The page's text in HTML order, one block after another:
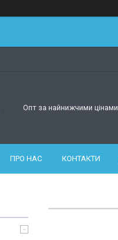
Опт за найнижчими цінами
ПРО НАС КОНТАКТИ